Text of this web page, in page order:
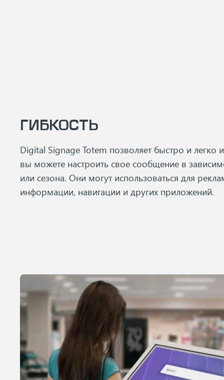
ГИБКОСТЬ
Digital Signage Totem позволяет быстро и легко
вы можете настроить свое сообщение в
или сезона. Они могут использоваться для
информации, навигации и других приложений.